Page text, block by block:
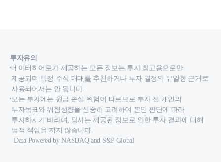
투자유의
데이터히어로가 제공하는 모든 정보는 투자 참고용으로만
제공되며 특정 주식 매매를 추천하거나 투자 결정의 유일한 근거로
사용되어서는 안 됩니다.
모든 투자에는 원금 손실 위험이 따르므로 투자 전 개인의
투자목표와 위험성향을 신중히 고려하여 본인 판단에 따라
투자하시기 바라며, 당사는 제공된 정보로 인한 투자 결과에 대해
법적 책임을 지지 않습니다.
Data Powered by NASDAQ and S&P Global